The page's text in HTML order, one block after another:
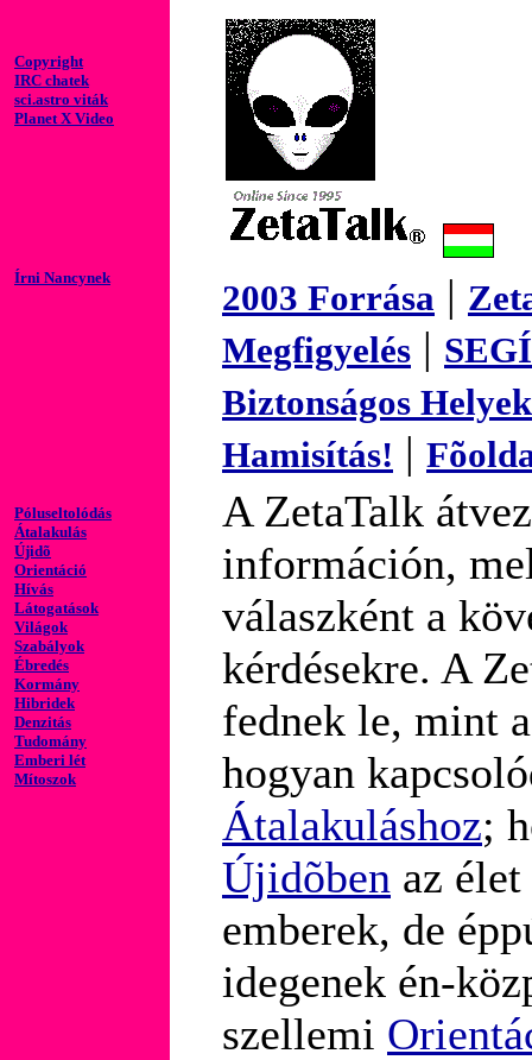
Copyright
IRC chatek
sci.astro viták
Planet X Video
Írni Nancynek 2003 Forrása |
Megfigyelés |
Biztonságos Helyek
Hamisítás! |
Póluseltolódás
Átalakulás
Újidõ
Orientáció
Hívás
Látogatások
Világok
Szabályok
Ébredés
Kormány
Hibridek
Denzitás
Tudomány
Emberi lét
Mítoszok
A ZetaTalk
információn,
válaszként a
kérdésekre. A
fednek le, mint
hogyan
Átalakuláshoz;
Újidõben az
emberek, de
idegenek én-
szellemi